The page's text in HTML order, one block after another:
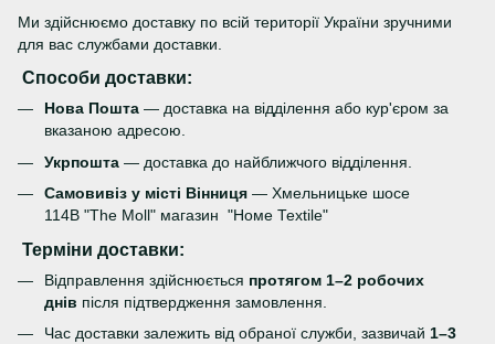
Ми здійснюємо доставку по всій території України зручними
для вас службами доставки.
Способи доставки:
Нова Пошта — доставка на відділення або кур'єром за
вказаною адресою.
Укрпошта — доставка до найближчого відділення.
Самовивіз у місті Вінниця — Хмельницьке шосе
114В "The Moll" магазин "Номе Теxtile"
Терміни доставки:
Відправлення здійснюється протягом 1–2 робочих
днів після підтвердження замовлення.
Час доставки залежить від обраної служби, зазвичай 1–3